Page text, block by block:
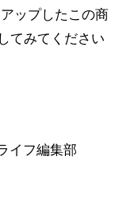
ップしたこの商
てみてください
イフ編集部